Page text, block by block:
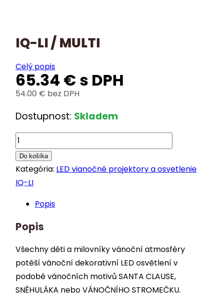
IQ-LI / MULTI
Celý popis
65.34 € s DPH
54.00 € bez DPH
Dostupnost: Skladem
množstvo
IQ-
LI
/
Do košíka
Kategória: LED vianočné projektory a osvetlenie
IQ-LI
Popis
Popis
Všechny děti a milovníky vánoční atmosféry
potěší vánoční dekorativní LED osvětlení v
podobě vánočních motivů SANTA CLAUSE,
SNĚHULÁKA nebo VÁNOČNÍHO STROMEČKU.